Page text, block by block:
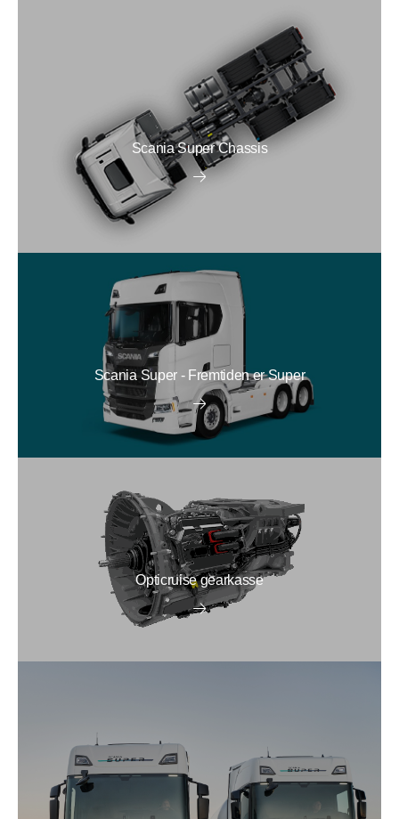
Scania Super Chassis
Scania Super - Fremtiden er Super
Opticruise gearkasse